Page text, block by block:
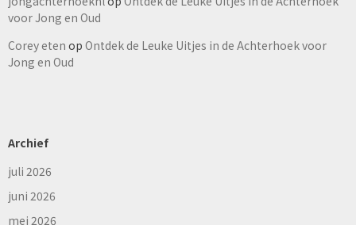
voor Jong en Oud
Corey eten op Ontdek de Leuke Uitjes in de Achterhoek voor
Jong en Oud
Archief
juli 2026
juni 2026
mei 2026